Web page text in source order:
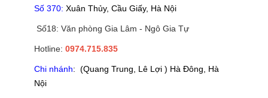
Số 370: Xuân Thủy, Cầu Giấy, Hà Nội
Số18: Văn phòng Gia Lâm - Ngô Gia Tự
Hotline: 0974.715.835
Chi nhánh: (Quang Trung, Lê Lợi ) Hà Đông, Hà
Nội